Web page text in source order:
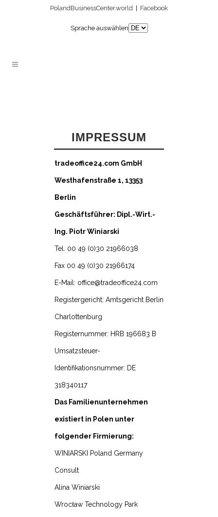
PolandBusinessCenter.world Facebook
Sprache auswählen
IMPRESSUM
tradeoffice24.com GmbH
Westhafenstraße 1, 13353
Berlin
Geschäftsführer: Dipl.-Wirt.-
Ing. Piotr Winiarski
Tel. 00 49 (0)30 21966038
Fax 00 49 (0)30 21966174
E-Mail: office@tradeoffice24.com
Registergericht: Amtsgericht Berlin
Charlottenburg
Registernummer: HRB 196683 B
Umsatzsteuer-
Identifikationsnummer: DE
318340117
Das Familienunternehmen
existiert in Polen unter
folgender Firmierung:
WINIARSKI Poland Germany
Consult
Alina Winiarski
Wrocław Technology Park